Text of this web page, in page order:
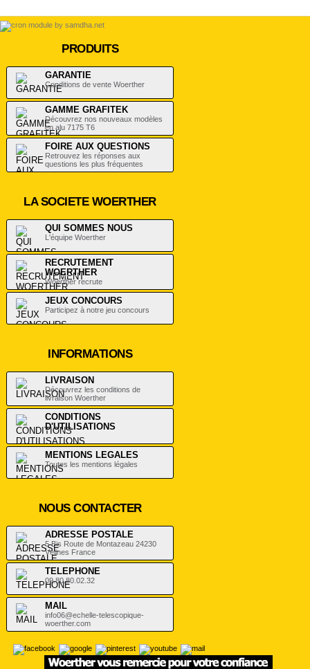
PRODUITS
GARANTIE
Conditions de vente Woerther
GAMME GRAFITEK
Découvrez nos nouveaux modèles
en alu 7175 T6
FOIRE AUX QUESTIONS
Retrouvez les réponses aux
questions les plus fréquentes
LA SOCIETE WOERTHER
QUI SOMMES NOUS
L'équipe Woerther
RECRUTEMENT
WOERTHER
Woerther recrute
JEUX CONCOURS
Participez à notre jeu concours
INFORMATIONS
LIVRAISON
Découvrez les conditions de
livraison Woerther
CONDITIONS
D'UTILISATIONS
.
MENTIONS LEGALES
Toutes les mentions légales
NOUS CONTACTER
ADRESSE POSTALE
5 Bis Route de Montazeau 24230
Vélines France
TELEPHONE
09.80.80.02.32
MAIL
info06@echelle-telescopique-
woerther.com